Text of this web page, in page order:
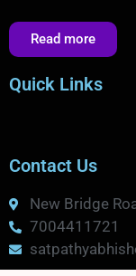
Read more
Quick Links
Contact Us
New Bridge
7004411721